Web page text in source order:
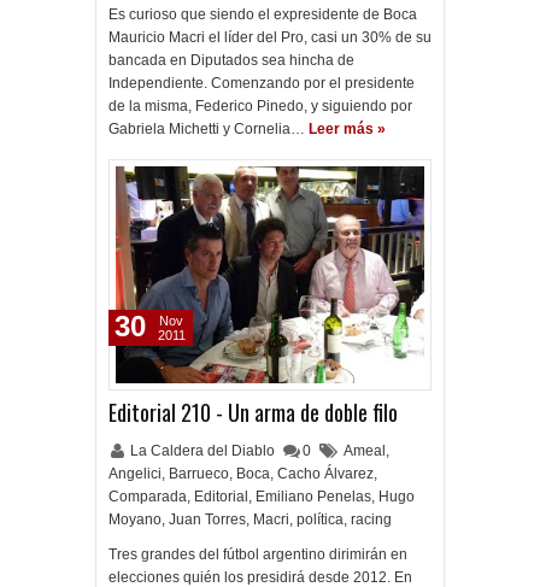
Es curioso que siendo el expresidente de Boca
Mauricio Macri el líder del Pro, casi un 30% de su
bancada en Diputados sea hincha de
Independiente. Comenzando por el presidente
de la misma, Federico Pinedo, y siguiendo por
Gabriela Michetti y Cornelia… Leer más »
Editorial 210 - Un arma de doble filo
La Caldera del Diablo 0 Ameal ,
Angelici, Barrueco, Boca, Cacho Álvarez,
Comparada, Editorial , Emiliano Penelas, Hugo
Moyano, Juan Torres, Macri, política, racing
Tres grandes del fútbol argentino dirimirán en
elecciones quién los presidirá desde 2012. En
30
Nov
2011